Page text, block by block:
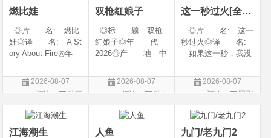
燃比娃
◎片 名: 燃比
娃◎译 名: A St
ory About Fire◎年
地: 中国大陆◎
类 别: 动画 / 奇
汉语普通话◎上映
日期: 202
2026-08-07
评论
动画
片
双枪红娘子
◎标 题 双枪
红娘子◎年 代
2026◎产 地 中
剧情 / 动作 / 战争◎
上映日期 2026-08-
链接 https://movie.
douban.com/s
2026-08-07
评论
动作
片
这一秒过火[全集]
◎片 名: 这一
秒过火◎译 名:
如果这一秒，我没
年 代: 2026◎
产 地: 中国大
情 / 爱情◎语 言:
汉语普通话◎上映
2026-08-07
评论
国剧
江海潮生 人鱼 九门/老九门2